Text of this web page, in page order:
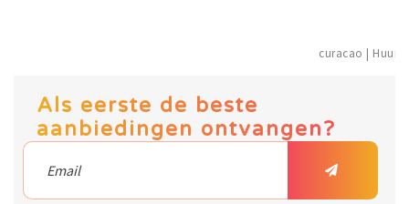
curacao |
Als eerste de beste
aanbiedingen ontvangen?